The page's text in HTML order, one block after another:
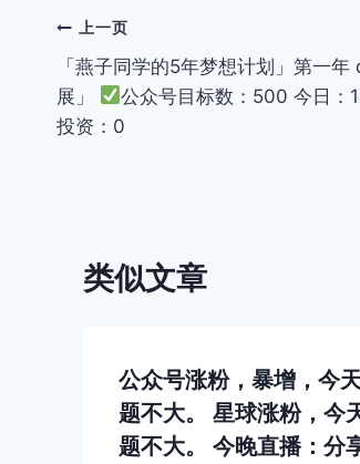
文
章
导
上一页
「燕子同学的5年梦想计划」第一
展」
公众号目标数：500 今日：
投资：0
类似文章
公众号涨粉，暴增，今
题不大。 星球涨粉，今
题不大。 今晚直播：分